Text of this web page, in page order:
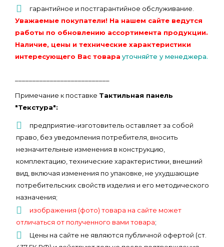
гарантийное и постгарантийное обслуживание.
Уважаемые покупатели! На нашем сайте ведутся
работы по обновлению ассортимента продукции.
Наличие, цены и технические характеристики
интересующего Вас товара уточняйте у менеджера.
Примечание к поставке Тактильная панель
"Текстура":
предприятие-изготовитель оставляет за собой
право, без уведомления потребителя, вносить
незначительные изменения в конструкцию,
комплектацию, технические характеристики, внешний
вид, включая изменения по упаковке, не ухудшающие
потребительских свойств изделия и его методического
назначения;
изображения (фото) товара на сайте может
отличаться от полученного вами товара;
Цены на сайте не являются публичной офертой (ст.